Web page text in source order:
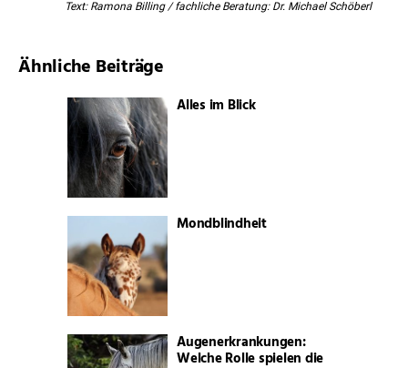
Text: Ramona Billing / fachliche Beratung: Dr. Michael Schöberl
Ähnliche Beiträge
Alles im Blick
Mondblindheit
Augenerkrankungen:
Welche Rolle spielen die